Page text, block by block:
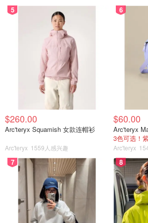
封面：Joshua J. Cotten on Unsplash
2026多伦多遛娃好去
抢优惠折扣红包、爱
活动推荐！
10个多伦多好去处
点、活动、游乐场给
（多图）
5
$260.00
Arc'teryx Squamish 女款连帽衫
Arc'teryx 1559人感兴趣
6
$60.00
Arc'teryx
3色可选！
Arc'teryx
7 8